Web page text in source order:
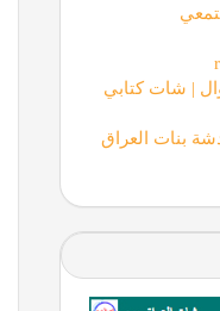
| شات كتابي
بنات العراق